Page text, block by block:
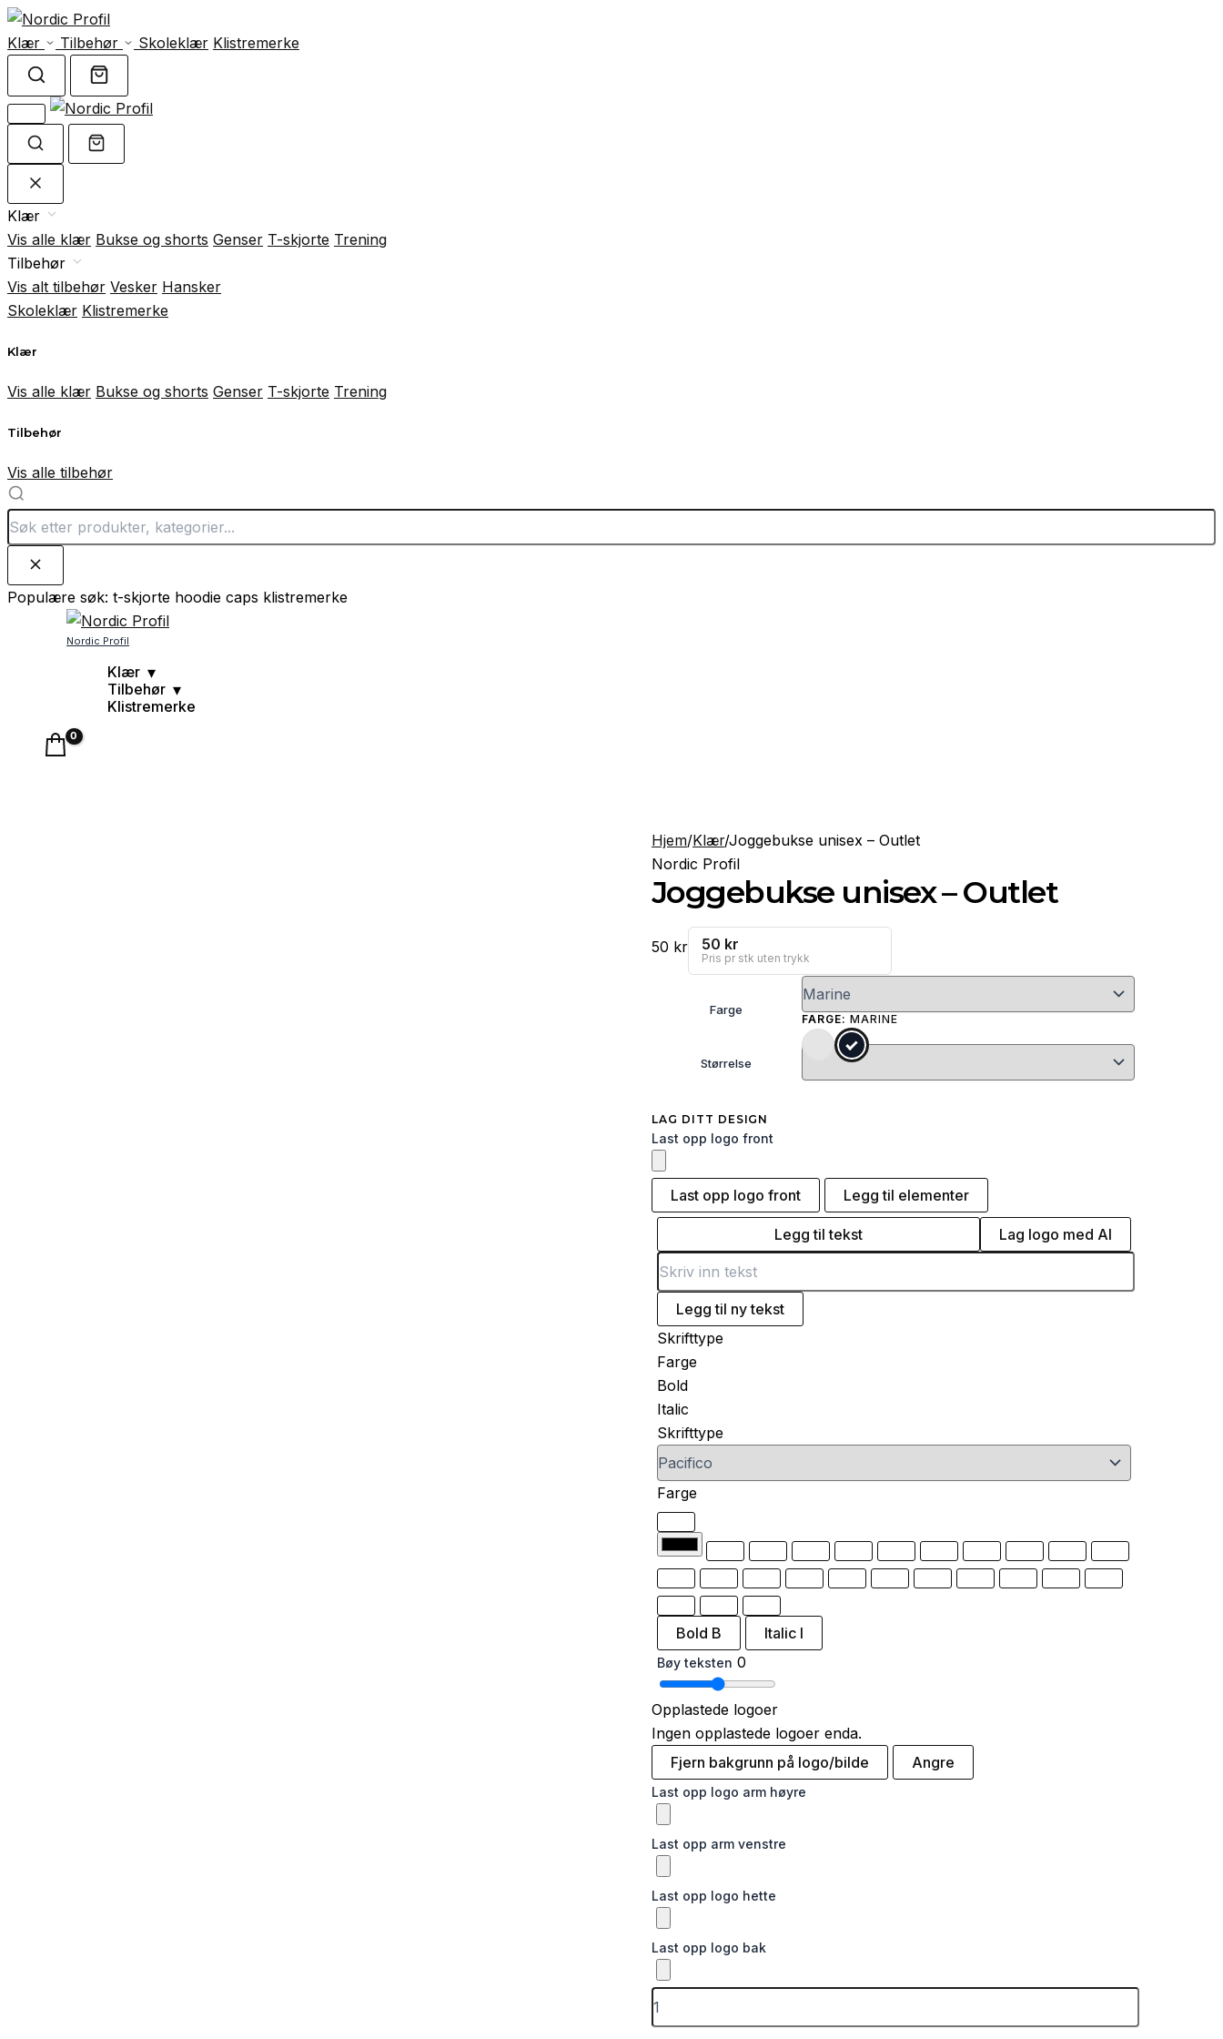
Klær Tilbehør Skoleklær Klistremerke
Klær
Vis alle klær Bukse og shorts Genser T-skjorte Trening
Tilbehør
Vis alt tilbehør Vesker Hansker
Skoleklær Klistremerke
Klær
Vis alle klær Bukse og shorts Genser T-skjorte Trening
Tilbehør
Vis alle tilbehør
Populære søk: t-skjorte hoodie caps klistremerke
Nordic Profil
Klær
Tilbehør
Klistremerke
Hjem/Klær/Joggebukse unisex – Outlet
Nordic Profil
Joggebukse unisex – Outlet
50 kr 50 kr
Pris pr stk uten trykk
Farge
FARGE: MARINE
Størrelse
LAG DITT DESIGN
Last opp logo front
Last opp logo front Legg til elementer
Legg til tekst Lag logo med AI
Legg til ny tekst
Skrifttype
Farge
Bold
Italic
Skrifttype
Farge
Bold B Italic I
Bøy teksten 0
Opplastede logoer
Ingen opplastede logoer enda.
Fjern bakgrunn på logo/bilde
Angre
Last opp logo arm høyre
Last opp arm venstre
Last opp logo hette
Last opp logo bak
Joggebukse
unisex
-